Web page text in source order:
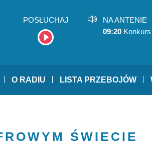
POSŁUCHAJ
NA ANTENIE
09:20 Konkurs
O RADIU LISTA PRZEBOJÓW
ŚWIECIE